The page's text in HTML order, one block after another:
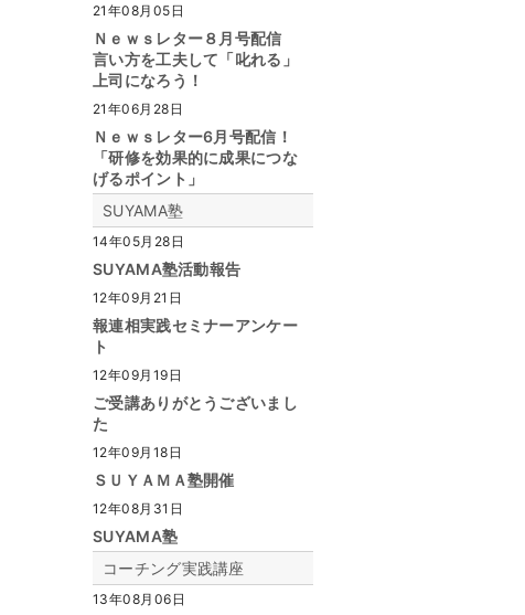
21年08月05日
Ｎｅｗｓレター８月号配信
言い方を工夫して「叱れる」
上司になろう！
21年06月28日
Ｎｅｗｓレター6月号配信！
「研修を効果的に成果につな
げるポイント」
SUYAMA塾
14年05月28日
SUYAMA塾活動報告
12年09月21日
報連相実践セミナーアンケー
ト
12年09月19日
ご受講ありがとうございまし
た
12年09月18日
ＳＵＹＡＭＡ塾開催
12年08月31日
SUYAMA塾
コーチング実践講座
13年08月06日